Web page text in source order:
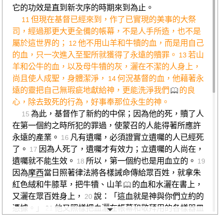
它的功效是直到新次序的時期來到為止。
11 但現在基督已經來到，作了已實現的美事的大祭
司，經過那更大更全備的帳幕，不是人手所造，也不是
屬於這世界的；
12 他不用山羊和牛犢的血，而是用自己
的血，只一次進入至聖所就獲得了永遠的贖罪。 13 若山
羊和公牛的血，以及母牛犢的灰，灑在不潔的人身上，
尚且使人成聖，身體潔淨，
14何況基督的血，他藉著永
遠的靈把自己無瑕疵地獻給神，更能洗淨我們
的良
心，除去致死的行為，好事奉那位永生的神。
15 為此，基督作了新約的中保；因為他的死，贖了人
在第一個約之時所犯的罪過，使蒙召的人能得著所應許
永遠的產業。 16 凡有遺囑，必須證實立遺囑的人已經死
了。 17 因為人死了，遺囑才有效力；立遺囑的人尚在，
遺囑就不能生效。 18 所以，第一個約也是用血立的。 19
因為摩西當日照著律法將各樣誡命傳給眾百姓，就拿朱
紅色絨和牛膝草，把牛犢、山羊
的血和水灑在書上，
又灑在眾百姓身上， 20 說：「這血就是神與你們立約的
憑據。」
21 他又照樣把血灑在帳幕和敬拜用的各樣器皿